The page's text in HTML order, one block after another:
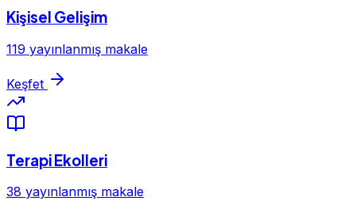
Kişisel Gelişim
119 yayınlanmış makale
Keşfet
Terapi Ekolleri
38 yayınlanmış makale